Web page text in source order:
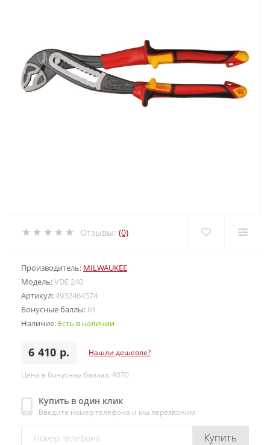
Отзывы: (0)
Производитель: MILWAUKEE
Модель:VDE 240
Артикул:4932464574
Бонусные баллы: 61
Наличие: Есть в наличии
6 410 р. Нашли дешевле?
Цена в бонусных баллах: 4070
Купить в один клик
Введите номер телефона и мы перезвоним
Купить